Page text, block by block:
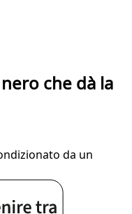
che dà la
da un